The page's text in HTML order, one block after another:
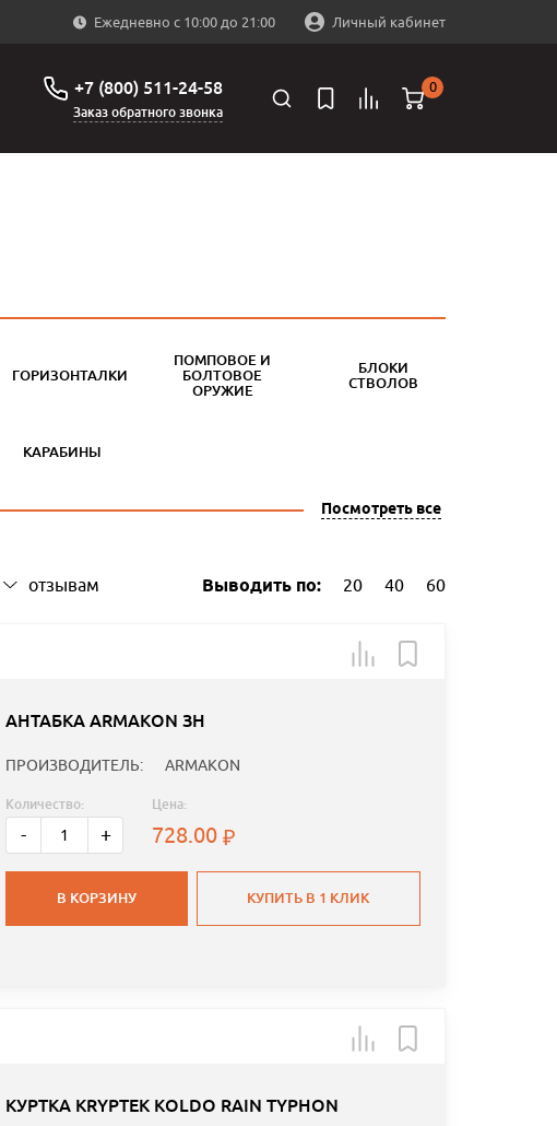
Ежедневно с 10:00 до 21:00 Личный кабинет
+7 (800) 511-24-58
Заказ обратного звонка
0
ГОРИЗОНТАЛКИ
ПОМПОВОЕ И
БОЛТОВОЕ
ОРУЖИЕ
БЛОКИ
СТВОЛОВ
КАРАБИНЫ
Посмотреть все
отзывам Выводить по: 20 40 60
АНТАБКА ARMAKON ЗН
ПРОИЗВОДИТЕЛЬ: ARMAKON
Количество:
- +
Цена:
728.00
В КОРЗИНУ КУПИТЬ В 1 КЛИК
КУРТКА KRYPTEK KOLDO RAIN TYPHON